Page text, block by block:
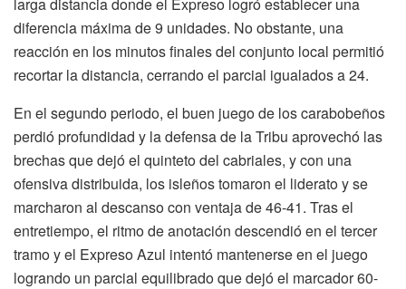
diferencia máxima de 9 unidades. No obstante, una
reacción en los minutos finales del conjunto local permitió
recortar la distancia, cerrando el parcial igualados a 24.
En el segundo periodo, el buen juego de los carabobeños
perdió profundidad y la defensa de la Tribu aprovechó las
brechas que dejó el quinteto del cabriales, y con una
ofensiva distribuida, los isleños tomaron el liderato y se
marcharon al descanso con ventaja de 46-41. Tras el
entretiempo, el ritmo de anotación descendió en el tercer
tramo y el Expreso Azul intentó mantenerse en el juego
logrando un parcial equilibrado que dejó el marcador 60-